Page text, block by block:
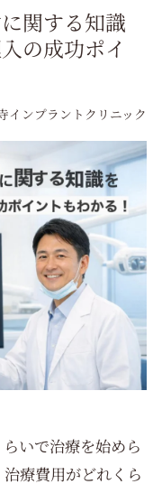
関する知識
の成功ポイ
ンプラントクリニック
いで治療を始めら
療費用がどれくら